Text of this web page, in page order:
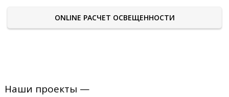
ONLINE РАСЧЕТ ОСВЕЩЕННОСТИ
Наши проекты —